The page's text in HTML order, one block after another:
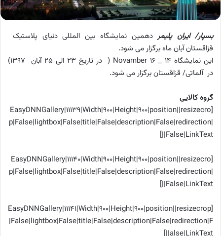
بسپار/ ایران پلیمردهمین نمایشگاه بین المللی دنیای پلاستیک
قزاقستان آبان ماه برگزار می شود.
این نمایشگاه 14 _ 16 Novamber ( در تاریخ 23 الی 25 آبان 1397)
در آلماتی/ قزاقستان برگزار می شود.
گروه کالایی
[EasyDNNGallery|11139|Width|900|Height|900|position||resizecro
p|False|lightbox|False|title|False|description|False|redirection|
False|LinkText||]
[EasyDNNGallery|11140|Width|900|Height|900|position||resizecro
p|False|lightbox|False|title|False|description|False|redirection|
False|LinkText||]
[EasyDNNGallery|11141|Width|900|Height|900|position||resizecrop
|False|lightbox|False|title|False|description|False|redirection|F